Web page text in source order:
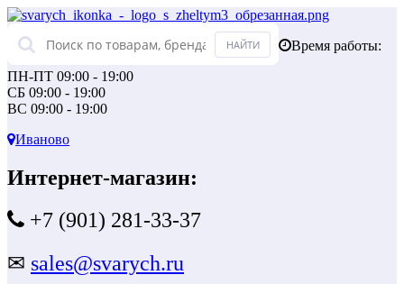
Время работы:
ПН-ПТ 09:00 - 19:00
СБ 09:00 - 19:00
ВС 09:00 - 19:00
Иваново
Интернет-магазин:
+7 (901) 281-33-37
✉ sales@svarych.ru